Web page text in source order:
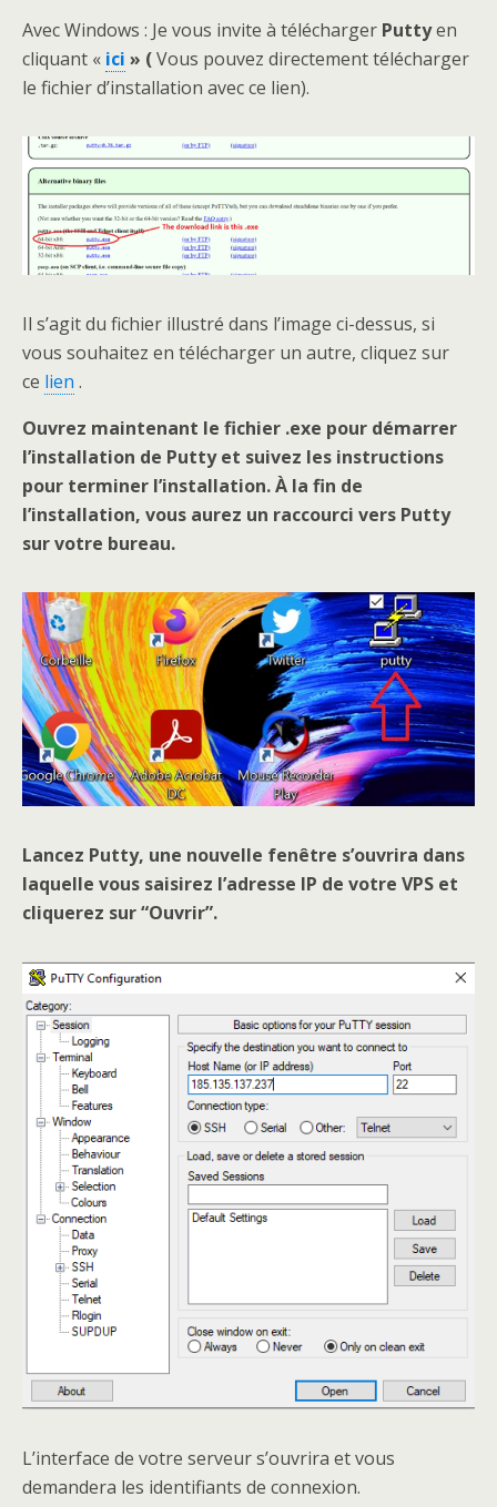
Avec Windows : Je vous invite à télécharger Puttyen
cliquant « ici » (Vous pouvez directement télécharger
le fichier d’installation avec ce lien).
Il s’agit du fichier illustré dans l’image ci-dessus, si
vous souhaitez en télécharger un autre, cliquez sur
ce lien .
Ouvrez maintenant le fichier .exe pour démarrer
l’installation de Putty et suivez les instructions
pour terminer l’installation. À la fin de
l’installation, vous aurez un raccourci vers Putty
sur votre bureau.
Lancez Putty, une nouvelle fenêtre s’ouvrira dans
laquelle vous saisirez l’adresse IP de votre VPS et
cliquerez sur “Ouvrir”.
L’interface de votre serveur s’ouvrira et vous
demandera les identifiants de connexion.